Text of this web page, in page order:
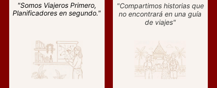
"Somos Viajeros Primero,
Planificadores en segundo."
"Compartimos historias que
no encontrará en una guía
de viajes"